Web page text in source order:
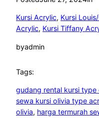
Kursi Acrylic, Kursi
Acrylic, Kursi Tiffany
byadmin
Tags:
gudang rental kursi
sewa kursi olivia type
olivia, harga termurah